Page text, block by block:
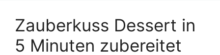
Zauberkuss Dessert in
5 Minuten zubereitet